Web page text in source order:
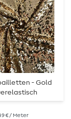
- Gold
€ / Meter